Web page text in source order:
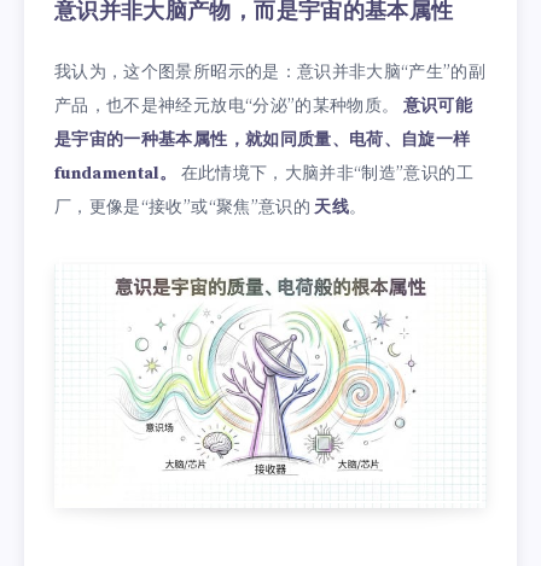
意识并非大脑产物，而是宇宙的基本属性
我认为，这个图景所昭示的是：意识并非大脑“产生”的副
产品，也不是神经元放电“分泌”的某种物质。 意识可能
是宇宙的一种基本属性，就如同质量、电荷、自旋一样
fundamental。
在此情境下，大脑并非“制造”意识的工
厂，更像是“接收”或“聚焦”意识的天线。